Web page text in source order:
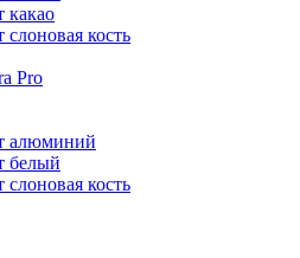
какао
слоновая кость
Pro
алюминий
белый
слоновая кость